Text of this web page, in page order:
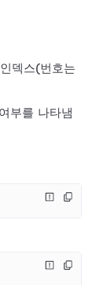
덱스(번호는
부를 나타냄